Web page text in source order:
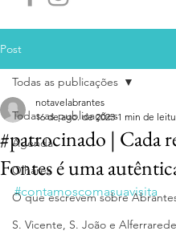
Post
Todas as publicações
Agenda
Olhares
O que escrevem sobre
S. Vicente, S. João e Alferrarede
Todas as publicações
#patrocinado | Cada
Fontes é uma
notavelabrantes
16 de ago. de 2023 1 min de
#contamoscomasuavisita